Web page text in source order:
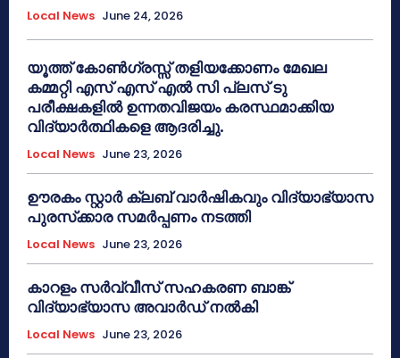
Local News June 24, 2026
യൂത്ത് കോൺഗ്രസ്സ് തളിയക്കോണം മേഖല
കമ്മറ്റി എസ് എസ് എൽ സി പ്ലസ് ടു
പരീക്ഷകളിൽ ഉന്നതവിജയം കരസ്ഥമാക്കിയ
വിദ്യാർത്ഥികളെ ആദരിച്ചു.
Local News June 23, 2026
ഊരകം സ്റ്റാർ ക്ലബ് വാർഷികവും വിദ്യാഭ്യാസ
പുരസ്‌ക്കാര സമർപ്പണം നടത്തി
Local News June 23, 2026
കാറളം സർവ്വീസ് സഹകരണ ബാങ്ക്
വിദ്യാഭ്യാസ അവാർഡ് നൽകി
Local News June 23, 2026